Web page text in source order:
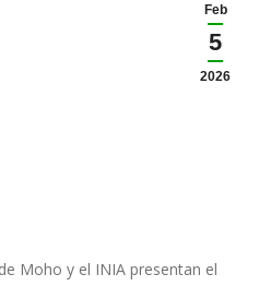
Feb
5
2026
Moho y el INIA presentan el